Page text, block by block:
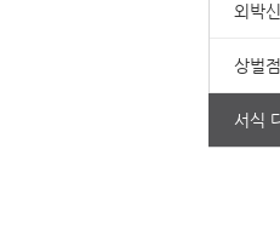
외박
상벌
서식